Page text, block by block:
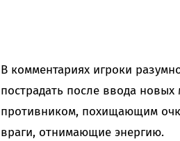
В комментариях игроки
пострадать после ввода
противником, похищающим
враги, отнимающие энергию.